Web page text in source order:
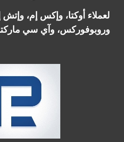
لعملاء أوكتا، وإكس إم،
وروبوفوركس، وآي سي